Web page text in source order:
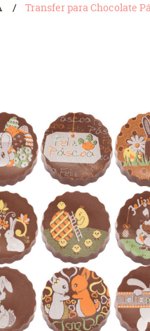
Transfer para Chocolate